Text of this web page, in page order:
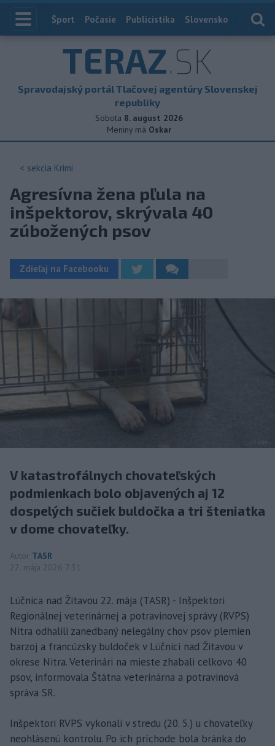
Index
Šport Počasie Publicistika Slovensko
TERAZ.SK
Spravodajský portál Tlačovej agentúry Slovenskej
republiky
Sobota 8. august 2026
Meniny má Oskar
< sekcia Krimi
Agresívna žena pľula na
inšpektorov, skrývala 40
zúbožených psov
Zdieľaj na Facebooku
V katastrofálnych chovateľských
podmienkach bolo objavených aj 12
dospelých sučiek buldočka a tri šteniatka
v dome chovateľky.
Autor TASR
22. mája 2026 7:31
Lúčnica nad Žitavou 22. mája (TASR) - Inšpektori
Regionálnej veterinárnej a potravinovej správy (RVPS)
Nitra odhalili zanedbaný nelegálny chov psov plemien
barzoj a francúzsky buldoček v Lúčnici nad Žitavou v
okrese Nitra. Veterinári na mieste zhabali celkovo 40
psov, informovala Štátna veterinárna a potravinová
správa SR.
Inšpektori RVPS vykonali v stredu (20. 5.) u chovateľky
neohlásenú kontrolu. Po ich príchode bola bránka do